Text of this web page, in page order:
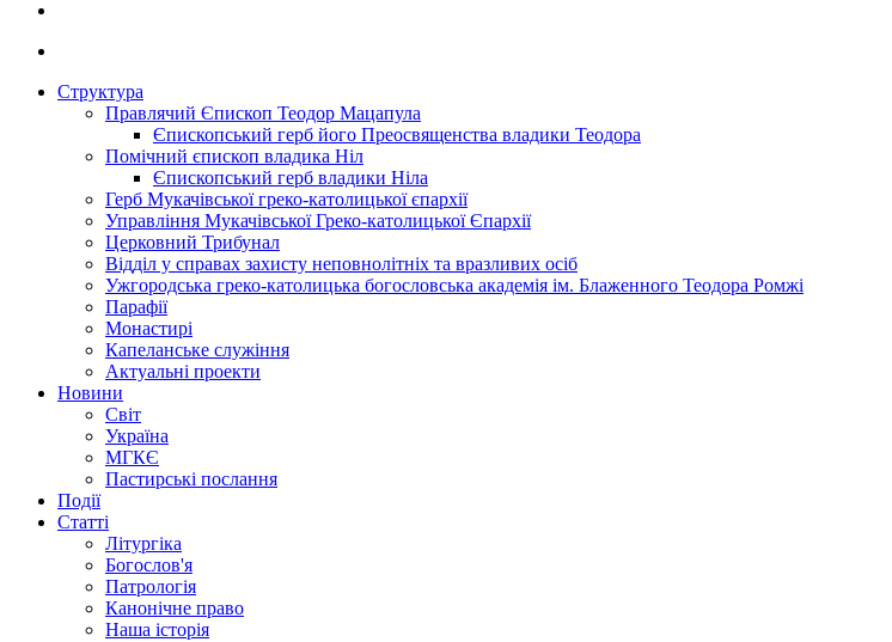
Структура
Правлячий Єпископ Теодор Мацапула
Єпископський герб його Преосвященства владики Теодора
Помічний єпископ владика Ніл
Єпископський герб владики Ніла
Герб Мукачівської греко-католицької єпархії
Управління Мукачівської Греко-католицької Єпархії
Церковний Трибунал
Відділ у справах захисту неповнолітніх та вразливих осіб
Ужгородська греко-католицька богословська академія ім. Блаженного Теодора Ромжі
Парафії
Монастирі
Капеланське служіння
Актуальні проекти
Новини
Світ
Україна
МГКЄ
Пастирські послання
Події
Статті
Літургіка
Богослов'я
Патрологія
Канонічне право
Наша історія